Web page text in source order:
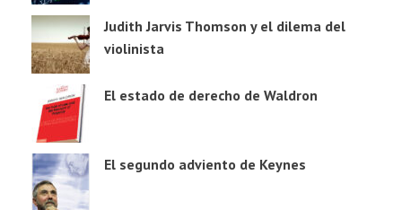
Judith Jarvis Thomson y el dilema del
violinista
El estado de derecho de Waldron
El segundo adviento de Keynes